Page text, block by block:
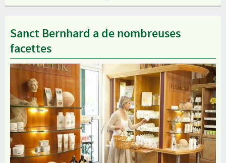
Sanct Bernhard a de nombreuses
facettes